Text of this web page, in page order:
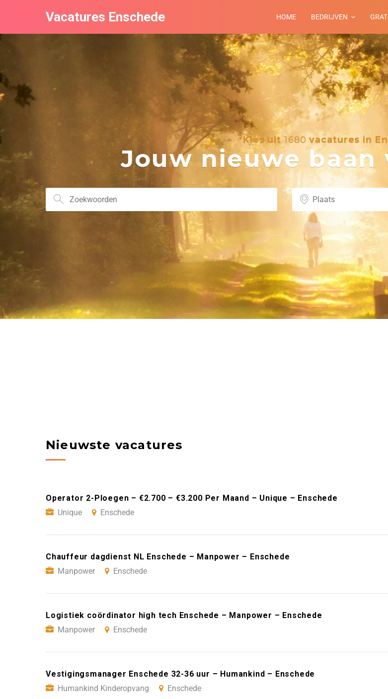
Vacatures Enschede HOME BEDRIJVEN
Kies uit1680 vacatures in
Jouw nieuwe baan
Nieuwste vacatures
Operator 2-Ploegen – €2.700 – €3.200 Per Maand – Unique – Enschede
Unique
Enschede
Chauffeur dagdienst NL Enschede – Manpower – Enschede
Manpower
Enschede
Logistiek coördinator high tech Enschede – Manpower – Enschede
Manpower
Enschede
Vestigingsmanager Enschede 32-36 uur – Humankind – Enschede
Humankind Kinderopvang
Enschede